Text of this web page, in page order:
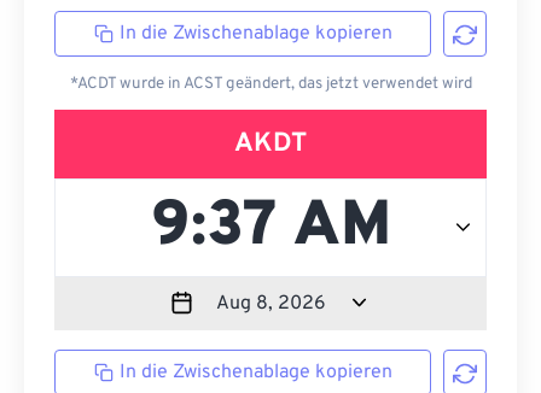
In die Zwischenablage kopieren
*ACDT wurde in ACST geändert, das jetzt verwendet wird
AKDT
In die Zwischenablage kopieren